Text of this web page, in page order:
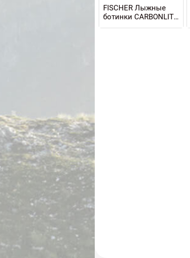
FISCHER Лыжные
ботинки CARBONLITE
CLASSIC WS